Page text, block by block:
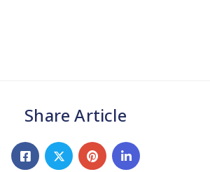
Share Article